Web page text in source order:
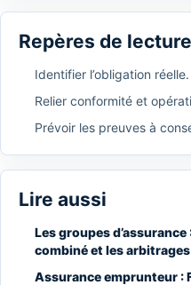
Repères de lecture
Identifier l’obligation réelle.
Relier conformité et
Prévoir les preuves à
Lire aussi
Les groupes
combiné et les
Assurance emprunteur :